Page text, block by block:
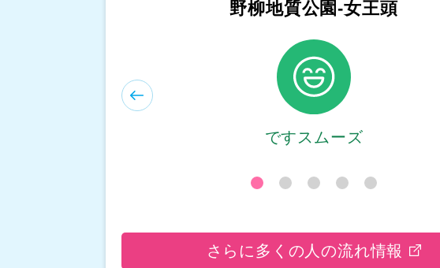
和平島公園-等嶼亭
ですスムーズ
さらに多くの人の流れ情報